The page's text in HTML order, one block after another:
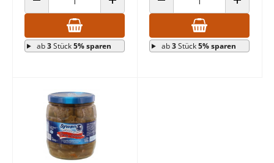
ANZAHL VERRINGERN ANZAHL ERHÖHEN
ab3Stück5% sparen
ANZAHL VERRINGERN ANZAHL
ab3Stück5% sparen